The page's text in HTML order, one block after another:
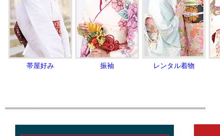
帯屋好み 振袖 レンタル着物